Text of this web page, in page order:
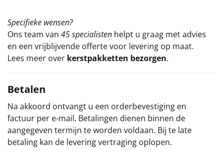
Specifieke wensen?
Ons team van 45 specialisten helpt u graag met advies
en een vrijblijvende offerte voor levering op maat.
Lees meer over kerstpakketten bezorgen.
Betalen
Na akkoord ontvangt u een orderbevestiging en
factuur per e-mail. Betalingen dienen binnen de
aangegeven termijn te worden voldaan. Bij te late
betaling kan de levering vertraging oplopen.